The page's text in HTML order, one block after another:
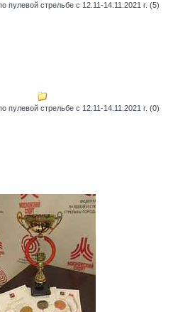
пулевой стрельбе с 12.11-14.11.2021 г. (5)
пулевой стрельбе с 12.11-14.11.2021 г. (0)